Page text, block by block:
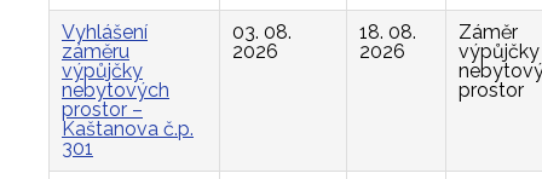
Vyhlášení
záměru
výpůjčky
nebytových
prostor –
Kaštanova č.p.
301
03. 08.
2026
18. 08.
2026
Záměr
výpůjčky
prostor